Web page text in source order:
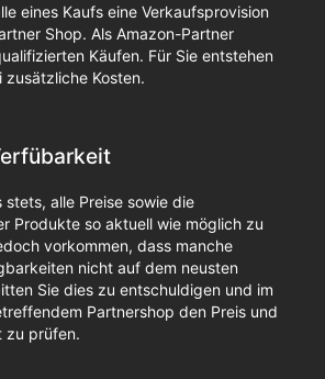
eines Kaufs eine Verkaufsprovision
Shop. Als Amazon-Partner
Käufen. Für Sie entstehen
Kosten.
stets, alle Preise sowie die
Produkte so aktuell wie möglich zu
vorkommen, dass manche
nicht auf dem neusten
Sie dies zu entschuldigen und im
Partnershop den Preis und
zu prüfen.